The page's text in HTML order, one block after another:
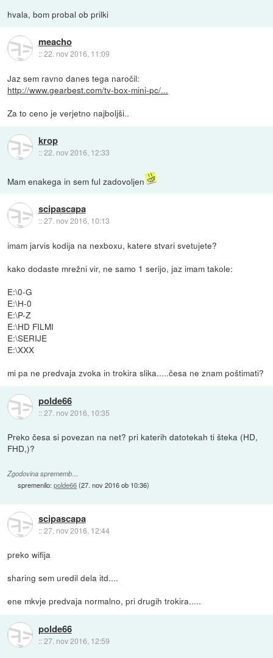
hvala, bom probal ob prilki
meacho
::22. nov 2016, 11:09
Jaz sem ravno danes tega naročil:
http://www.gearbest.com/tv-box-mini-pc/...
Za to ceno je verjetno najboljši..
krop
::22. nov 2016, 12:33
Mam enakega in sem ful zadovoljen
scipascapa
::27. nov 2016, 10:13
imam jarvis kodija na nexboxu, katere stvari svetujete?
kako dodaste mrežni vir, ne samo 1 serijo, jaz imam takole:
E:\0-G
E:\H-0
E:\P-Z
E:\HD FILMI
E:\SERIJE
E:\XXX
mi pa ne predvaja zvoka in trokira slika.....česa ne znam poštimati?
polde66
::27. nov 2016, 10:35
Preko česa si povezan na net? pri katerih datotekah ti šteka (HD,
FHD,)?
Zgodovina sprememb…
spremenilo:polde66(27. nov 2016 ob 10:36)
scipascapa
::27. nov 2016, 12:44
preko wifija
sharing sem uredil dela itd....
ene mkvje predvaja normalno, pri drugih trokira.....
polde66
::27. nov 2016, 12:59